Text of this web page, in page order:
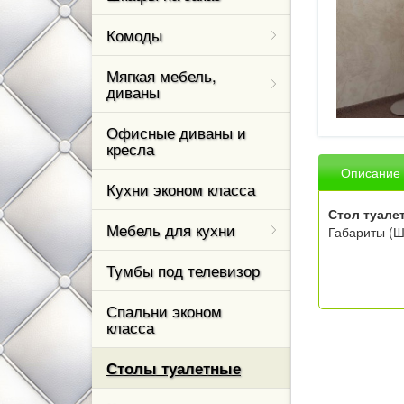
Стенки для
Столы
Комоды
Комоды
Назад
Мягкая мебель,
диваны
Диваны из
Назад
Офисные диваны и
кресла
Кухни эконом класса
Мебель для кухни
Тумбы под телевизор
Спальни эконом
класса
Столы туалетные
Тумбы для
Назад
Описание
Стол
Габариты